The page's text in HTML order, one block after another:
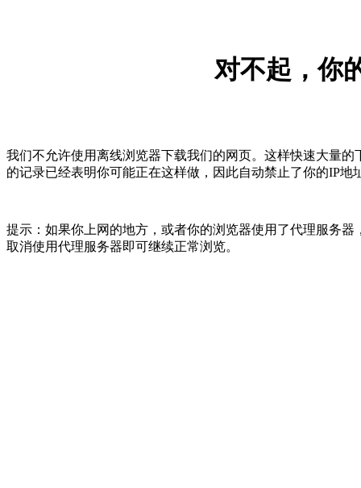
对不起，你
我们不允许使用离线浏览器下载我们的网页。这样快速大量
的记录已经表明你可能正在这样做，因此自动禁止了你的IP
提示：如果你上网的地方，或者你的浏览器使用了代理服务
取消使用代理服务器即可继续正常浏览。